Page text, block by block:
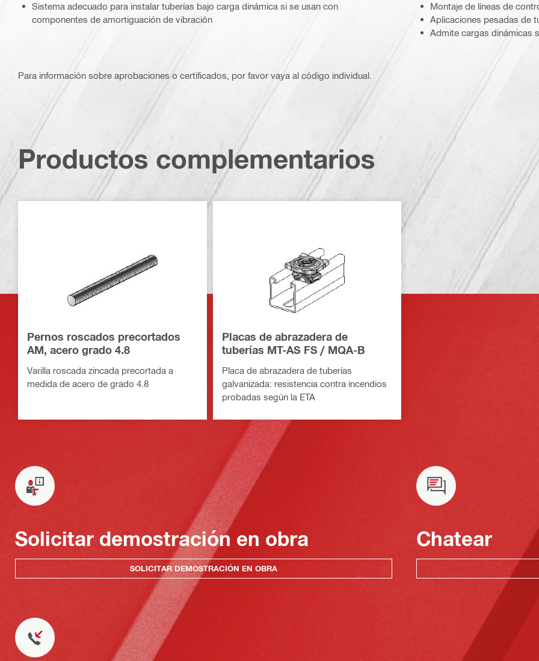
Sistema adecuado para instalar tuberías bajo carga dinámica si se usan con
componentes de amortiguación de vibración
Montaje de líneas de
Aplicaciones pesadas de
Admite cargas dinámicas
Para información sobre aprobaciones o certificados, por favor vaya al código individual.
Productos complementarios
Pernos roscados precortados
AM, acero grado 4.8
Varilla roscada zincada precortada a
medida de acero de grado 4.8
Placas de abrazadera de
tuberías MT-AS FS / MQA-B
Placa de abrazadera de tuberías
galvanizada: resistencia contra incendios
probadas según la ETA
Solicitar demostración en obra
SOLICITAR DEMOSTRACIÓN EN OBRA
Chatear